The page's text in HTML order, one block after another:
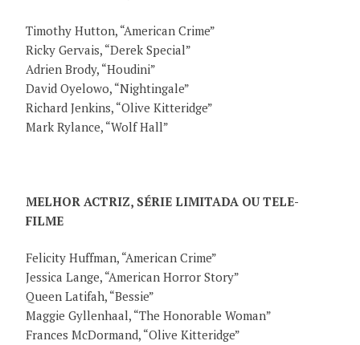
Timothy Hutton, “American Crime”
Ricky Gervais, “Derek Special”
Adrien Brody, “Houdini”
David Oyelowo, “Nightingale”
Richard Jenkins, “Olive Kitteridge”
Mark Rylance, “Wolf Hall”
MELHOR ACTRIZ, SÉRIE LIMITADA OU TELE-
FILME
Felicity Huffman, “American Crime”
Jessica Lange, “American Horror Story”
Queen Latifah, “Bessie”
Maggie Gyllenhaal, “The Honorable Woman”
Frances McDormand, “Olive Kitteridge”